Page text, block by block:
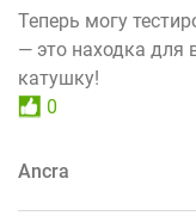
Теперь могу
— это находка для
катушку!
0
Ancra